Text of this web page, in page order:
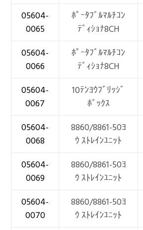
05604-
0065
ﾎﾟｰﾀﾌﾞﾙﾏﾙﾁｺﾝ
ﾃﾞｨｼｮﾅ8CH
05604-
0066
ﾎﾟｰﾀﾌﾞﾙﾏﾙﾁｺﾝ
ﾃﾞｨｼｮﾅ8CH
05604-
0067
10ﾃﾝﾖｳﾌﾞﾘｯｼﾞ
ﾎﾞｯｸｽ
05604-
0068
8860/8861-50ﾖ
ｳ ｽﾄﾚｲﾝﾕﾆｯﾄ
05604-
0069
8860/8861-50ﾖ
ｳ ｽﾄﾚｲﾝﾕﾆｯﾄ
05604-
0070
8860/8861-50ﾖ
ｳ ｽﾄﾚｲﾝﾕﾆｯﾄ